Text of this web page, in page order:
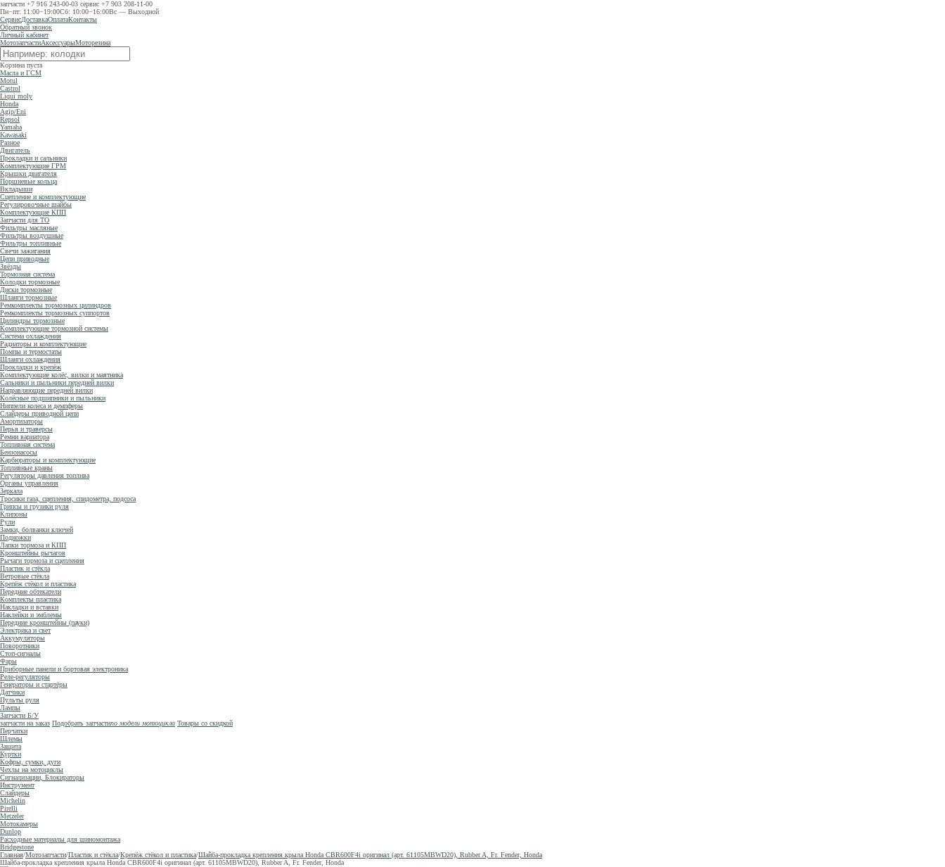
запчасти +7 916 243-00-03 сервис +7 903 208-11-00
Пн−пт: 11:00−19:00Сб: 10:00−16:00Вс — Выходной
СервисДоставкаОплатаКонтакты
Обратный звонок
Личный кабинет
МотозапчастиАксессуарыМоторезина
Корзина пуста
Масла и ГСМ
Motul
Castrol
Liqui moly
Honda
Agip/Eni
Repsol
Yamaha
Kawasaki
Разное
Двигатель
Прокладки и сальники
Комплектующие ГРМ
Крышки двигателя
Поршневые кольца
Вкладыши
Сцепление и комплектующие
Регулировочные шайбы
Комплектующие КПП
Запчасти для ТО
Фильтры масляные
Фильтры воздушные
Фильтры топливные
Свечи зажигания
Цепи приводные
Звёзды
Тормозная система
Колодки тормозные
Диски тормозные
Шланги тормозные
Ремкомплекты тормозных цилиндров
Ремкомплекты тормозных суппортов
Цилиндры тормозные
Комплектующие тормозной системы
Система охлаждения
Радиаторы и комплектующие
Помпы и термостаты
Шланги охлаждения
Прокладки и крепёж
Комплектующие колёс, вилки и маятника
Сальники и пыльники передней вилки
Направляющие передней вилки
Колёсные подшипники и пыльники
Ниппели колеса и демпферы
Слайдеры приводной цепи
Амортизаторы
Перья и траверсы
Ремни вариатора
Топливная система
Бензонасосы
Карбюраторы и комплектующие
Топливные краны
Регуляторы давления топлива
Органы управления
Зеркала
Тросики газа, сцепления, спидометра, подсоса
Грипсы и грузики руля
Клипоны
Рули
Замки, болванки ключей
Подножки
Лапки тормоза и КПП
Кронштейны рычагов
Рычаги тормоза и сцепления
Пластик и стёкла
Ветровые стёкла
Крепёж стёкол и пластика
Передние обтекатели
Комплекты пластика
Накладки и вставки
Наклейки и эмблемы
Передние кронштейны (пауки)
Электрика и свет
Аккумуляторы
Поворотники
Стоп-сигналы
Фары
Приборные панели и бортовая электроника
Реле-регуляторы
Генераторы и стартёры
Датчики
Пульты руля
Лампы
Запчасти Б/У
запчасти на заказ Подобрать запчастипо модели мотоцикла Товары со скидкой
Перчатки
Шлемы
Защита
Куртки
Кофры, сумки, дуги
Чехлы на мотоциклы
Сигнализации, Блокираторы
Инструмент
Слайдеры
Michelin
Pirelli
Metzeler
Мотокамеры
Dunlop
Расходные материалы для шиномонтажа
Bridgestone
Главная/Мотозапчасти/Пластик и стёкла/Крепёж стёкол и пластика/Шайба-прокладка крепления крыла Honda CBR600F4i оригинал (арт. 61105MBWD20), Rubber A, Fr. Fender, Honda
Шайба-прокладка крепления крыла Honda CBR600F4i оригинал (арт. 61105MBWD20), Rubber A, Fr. Fender, Honda